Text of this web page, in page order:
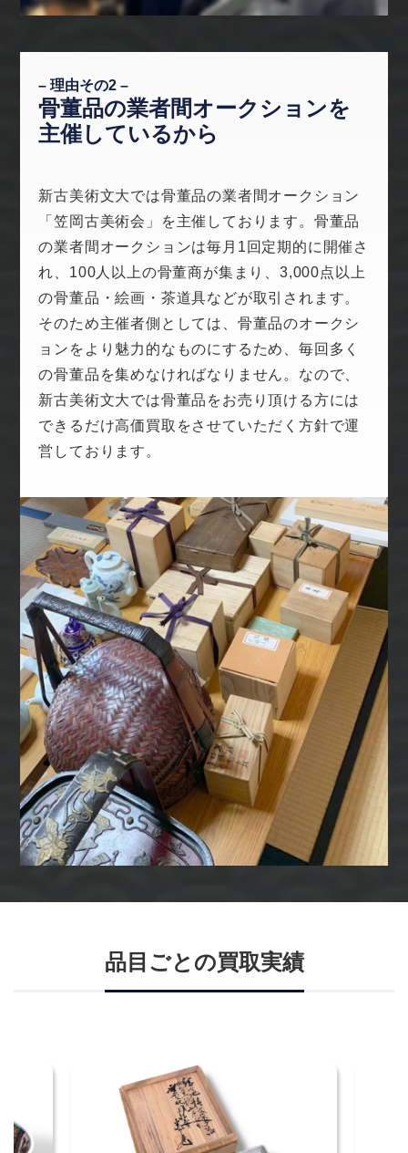
– 理由その2 –
骨董品の業者間オークションを
主催しているから
新古美術文大では骨董品の業者間オークション
「笠岡古美術会」を主催しております。骨董品
の業者間オークションは毎月1回定期的に開催さ
れ、100人以上の骨董商が集まり、3,000点以上
の骨董品・絵画・茶道具などが取引されます。
そのため主催者側としては、骨董品のオークシ
ョンをより魅力的なものにするため、毎回多く
の骨董品を集めなければなりません。なので、
新古美術文大では骨董品をお売り頂ける方には
できるだけ高価買取をさせていただく方針で運
営しております。
品目ごとの買取実績